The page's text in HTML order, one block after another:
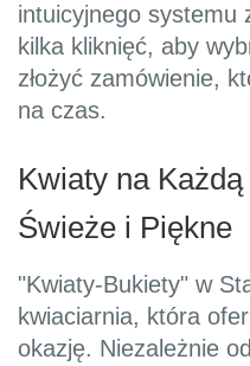
intuicyjnego systemu
kilka kliknięć, aby
złożyć zamówienie,
na czas.
Kwiaty na
Świeże i Piękne
"Kwiaty-Bukiety" w
kwiaciarnia, która
okazję. Niezależnie